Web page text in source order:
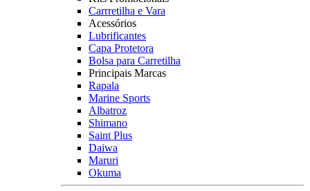
Carrretilha e Vara
Acessórios
Lubrificantes
Capa Protetora
Bolsa para Carretilha
Principais Marcas
Rapala
Marine Sports
Albatroz
Shimano
Saint Plus
Daiwa
Maruri
Okuma